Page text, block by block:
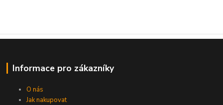
Informace pro zákazníky
O nás
Jak nakupovat